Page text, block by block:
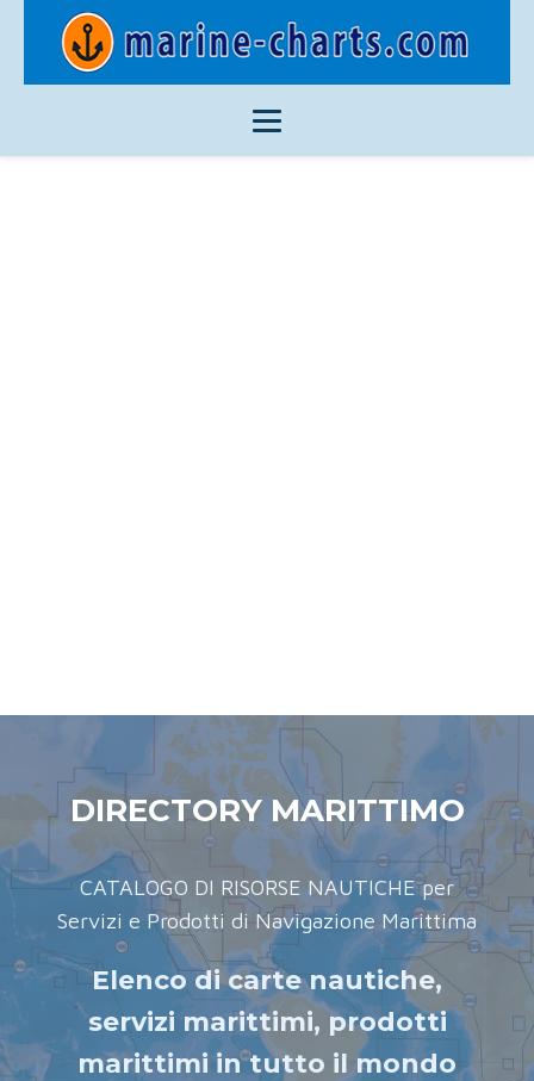
DIRECTORY MARITTIMO
CATALOGO DI RISORSE NAUTICHE per
Servizi e Prodotti di Navigazione Marittima
Elenco di carte nautiche,
servizi marittimi, prodotti
marittimi in tutto il mondo